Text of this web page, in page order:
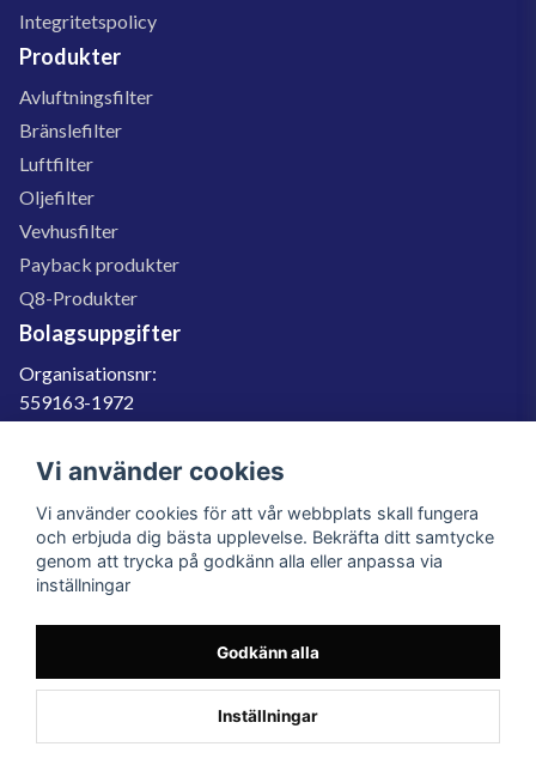
Integritetspolicy
Produkter
Avluftningsfilter
Bränslefilter
Luftfilter
Oljefilter
Vevhusfilter
Payback produkter
Q8-Produkter
Bolagsuppgifter
Organisationsnr:
559163-1972
SE559163197201
060-566 800
info@filter.se
559163-1972
© 2023 Filter.se, All rights reserved.
Vi använder cookies
Vi använder cookies för att vår webbplats skall fungera
och erbjuda dig bästa upplevelse. Bekräfta ditt samtycke
genom att trycka på godkänn alla eller anpassa via
inställningar
Godkänn alla
Inställningar